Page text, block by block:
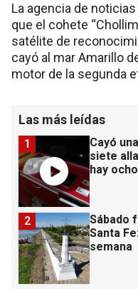
La agencia de
que el cohete
satélite de
cayó al mar Amarillo
motor de la segunda
Las más leídas
Cayó
siete
hay
1
Sábado
Santa
semana
2